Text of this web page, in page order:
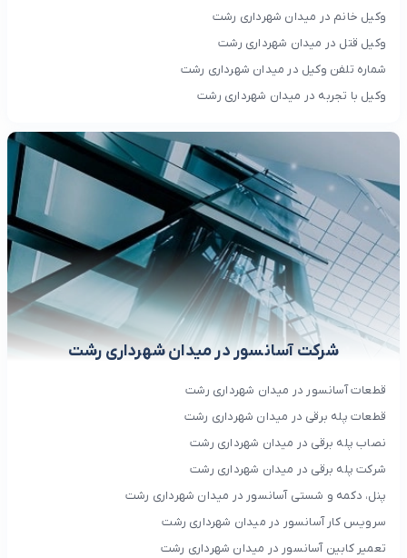
وکیل خانم در میدان شهرداری رشت
وکیل قتل در میدان شهرداری رشت
شماره تلفن وکیل در میدان شهرداری رشت
وکیل با تجربه در میدان شهرداری رشت
شرکت آسانسور در میدان شهرداری رشت
قطعات آسانسور در میدان شهرداری رشت
قطعات پله برقی در میدان شهرداری رشت
نصاب پله برقی در میدان شهرداری رشت
شرکت پله برقی در میدان شهرداری رشت
پنل، دکمه و شستی آسانسور در میدان شهرداری رشت
سرویس کار آسانسور در میدان شهرداری رشت
تعمیر کابین آسانسور در میدان شهرداری رشت